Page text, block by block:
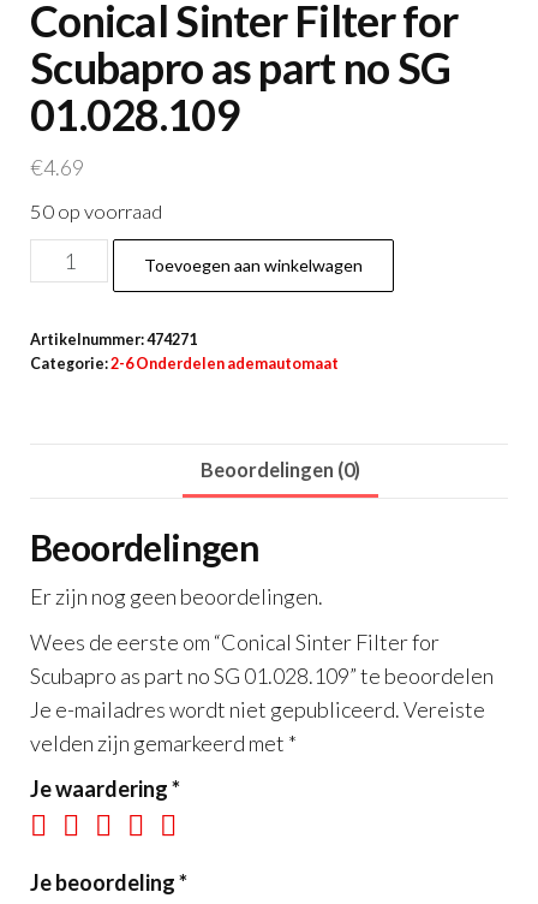
Conical Sinter Filter for
Scubapro as part no SG
01.028.109
€4.69
50 op voorraad
Conical
Sinter
for
01.028.109
aantal
Toevoegen aan winkelwagen
Artikelnummer:474271
Categorie:2-6 Onderdelen ademautomaat
Beoordelingen (0)
Beoordelingen
Er zijn nog geen beoordelingen.
Wees de eerste om “Conical Sinter Filter for
Scubapro as part no SG 01.028.109” te beoordelen
Je e-mailadres wordt niet gepubliceerd.Vereiste
velden zijn gemarkeerd met *
Je waardering*
Je beoordeling*